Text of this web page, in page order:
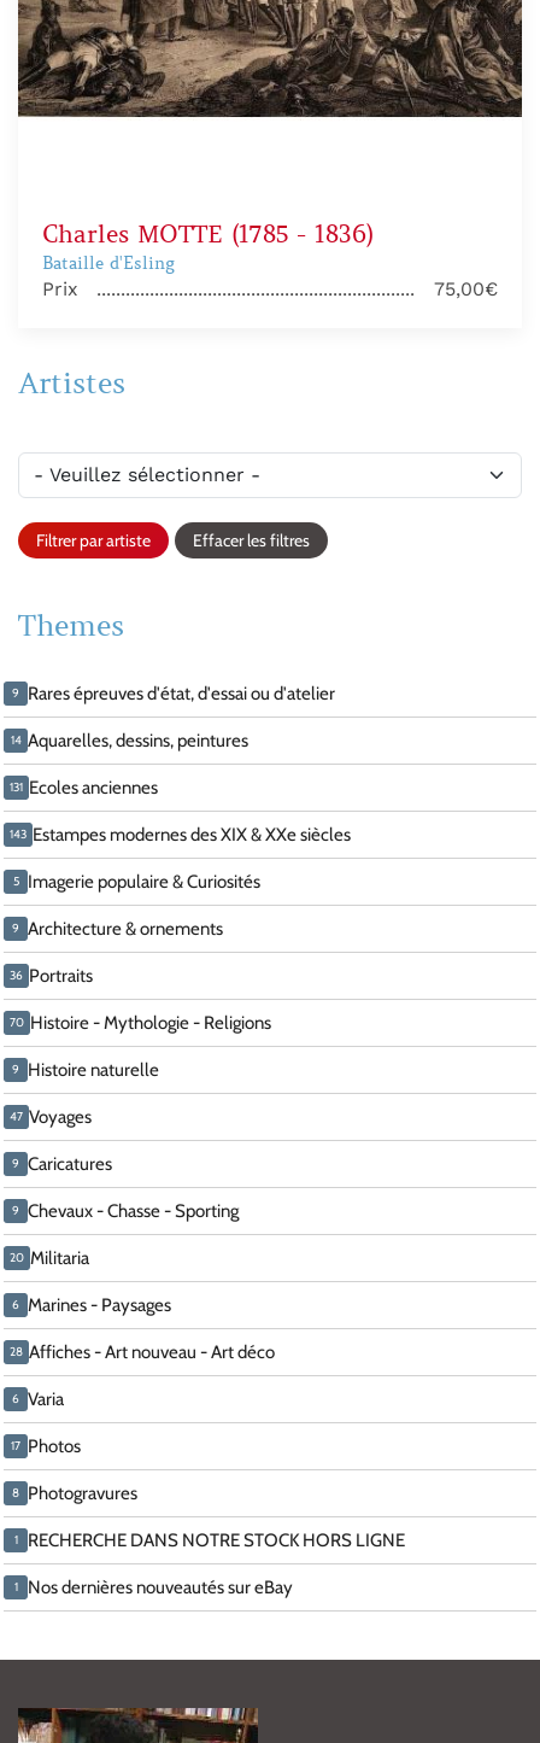
Charles MOTTE (1785 - 1836)
Bataille d'Esling
Prix 75,00€
Artistes
Filtrer par artiste Effacer les filtres
Themes
9 Rares épreuves d'état, d'essai ou d'atelier
14 Aquarelles, dessins, peintures
131 Ecoles anciennes
143 Estampes modernes des XIX & XXe siècles
5 Imagerie populaire & Curiosités
9 Architecture & ornements
36 Portraits
70 Histoire - Mythologie - Religions
9 Histoire naturelle
47 Voyages
9 Caricatures
9 Chevaux - Chasse - Sporting
20 Militaria
6 Marines - Paysages
28 Affiches - Art nouveau - Art déco
6 Varia
17 Photos
8 Photogravures
1 RECHERCHE DANS NOTRE STOCK HORS LIGNE
1 Nos dernières nouveautés sur eBay